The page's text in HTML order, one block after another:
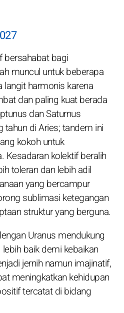
bersahabat bagi
muncul untuk beberapa
langit harmonis karena
dan paling kuat berada
dan Saturnus
tahun di Aries; tandem ini
kokoh untuk
Kesadaran kolektif beralih
toleran dan lebih adil
yang bercampur
sublimasi ketegangan
struktur yang berguna.
Uranus mendukung
baik demi kebaikan
jernih namun imajinatif,
meningkatkan kehidupan
tercatat di bidang